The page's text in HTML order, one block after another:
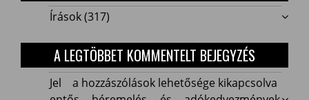
Írások(317)
A LEGTÖBBET KOMMENTELT BEJEGYZÉS
Jelentős
a hozzászólások lehetősége kikapcsolva
Jel